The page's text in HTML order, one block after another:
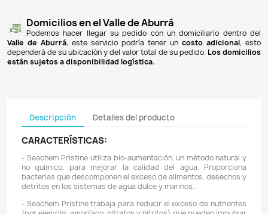
Producto en stock !
Pagos 100% seguros
Recibimos pagos por transferencia desde
Envíos gratuitos
Ofrecemos envíosGRATUITOSa todo el país
superiores a
$100.000 COP . Los envíos a municipios de
un costo de$10.000 COP. Los envíos a otras ciudades
de$18.000 COP.